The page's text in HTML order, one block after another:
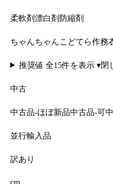
柔軟剤漂白剤 防縮剤
ちゃんちゃんこ どてら作務
推奨値 全15件を表示 ▾閉
中古
中古品-ほぼ新品中古品-可
並行輸入品
訳あり
cm